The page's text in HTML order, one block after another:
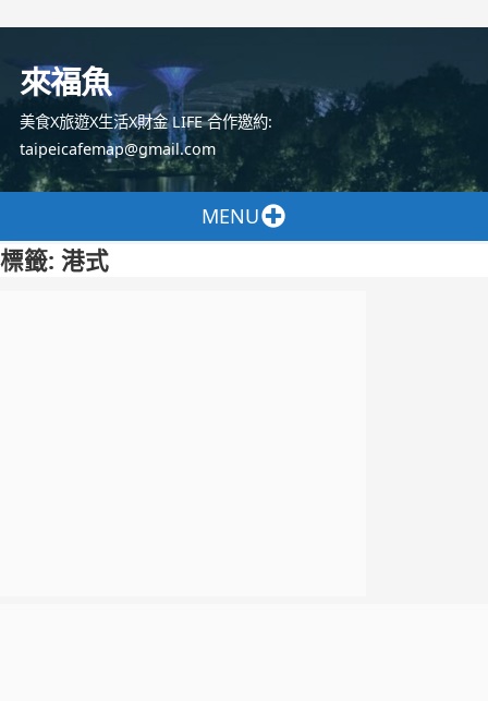
容
來福魚
美食X旅遊X生活X財金 LIFE 合作邀約:
taipeicafemap@gmail.com
MENU
標籤: 港式